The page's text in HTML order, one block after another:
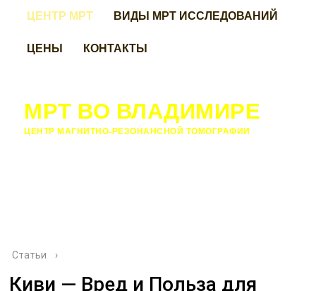
ЦЕНТР МРТ
ВИДЫ МРТ ИССЛЕДОВАНИЙ
ЦЕНЫ
КОНТАКТЫ
МРТ ВО ВЛАДИМИРЕ
ЦЕНТР МАГНИТНО-РЕЗОНАНСНОЙ ТОМОГРАФИИ
Статьи ›
Киви — Вред и Польза для